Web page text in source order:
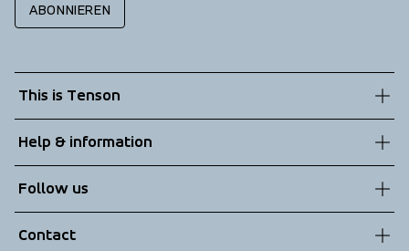
ABONNIEREN
This is Tenson
Sustainability
Technologies
Help & information
Terms & Conditions
Returns
Follow us
Contact